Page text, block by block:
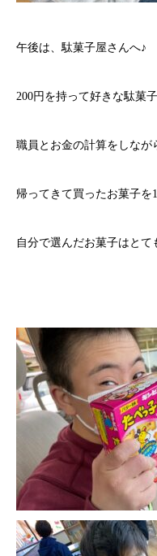
午後は、駄菓子屋さんへ♪
200円を持って好きな駄菓
職員とお金の計算をしなが
帰ってきて買ったお菓子を
自分で選んだお菓子はとて